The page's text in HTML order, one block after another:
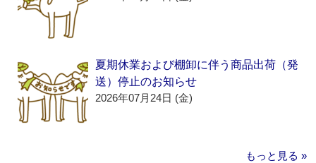
夏期休業および棚卸に伴う商品出荷（発
送）停止のお知らせ
2026年07月24日 (金)
もっと見る »